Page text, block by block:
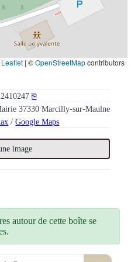
⎘
37330 Marcilly-sur-Maulne
/Google Maps
image
| ©OpenStreetMapcontributors
autour de cette boîte se